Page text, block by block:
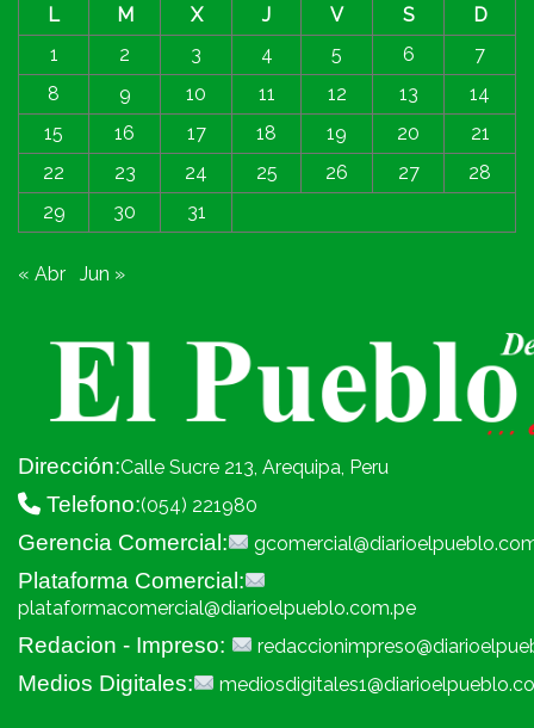
L M X J V S
D
1
2 3 4 5 6
7
8
9 10 11 12 13
14
15
16 17 18 19 20
21
22
23 24 25 26 27
28
29
30 31
« Abr Jun »
Dirección:Calle Sucre 213, Arequipa, Peru
Telefono:(054) 221980
Gerencia Comercial:
Plataforma Comercial:
plataformacomercial@diarioelpueblo.com.pe
Redacion - Impreso:
Medios Digitales: